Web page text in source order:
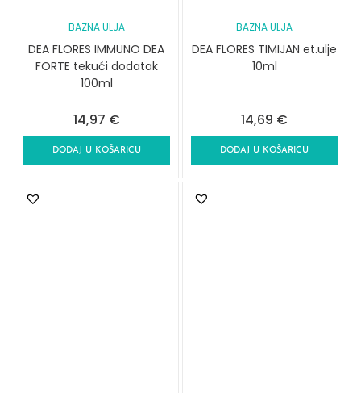
BAZNA ULJA
DEA FLORES IMMUNO DEA
FORTE tekući dodatak
100ml
14,97 €
DODAJ U KOŠARICU
BAZNA ULJA
DEA FLORES TIMIJAN et.ulje
10ml
14,69 €
DODAJ U KOŠARICU